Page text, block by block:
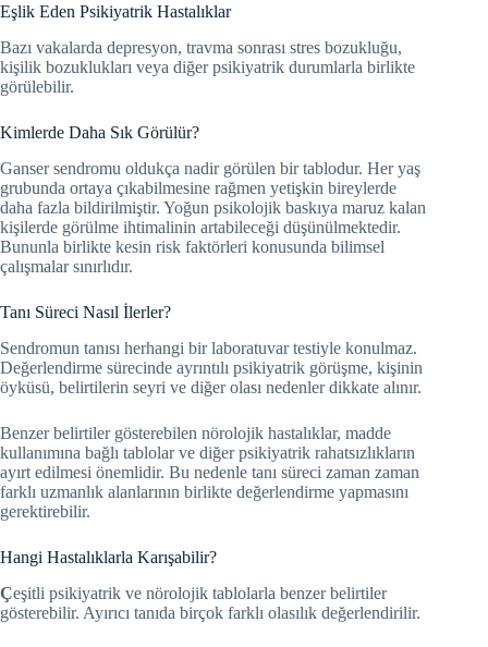
Eşlik Eden Psikiyatrik Hastalıklar
Bazı vakalarda depresyon, travma sonrası stres bozukluğu,
kişilik bozuklukları veya diğer psikiyatrik durumlarla birlikte
görülebilir.
Kimlerde Daha Sık Görülür?
Ganser sendromu oldukça nadir görülen bir tablodur. Her yaş
grubunda ortaya çıkabilmesine rağmen yetişkin bireylerde
daha fazla bildirilmiştir. Yoğun psikolojik baskıya maruz kalan
kişilerde görülme ihtimalinin artabileceği düşünülmektedir.
Bununla birlikte kesin risk faktörleri konusunda bilimsel
çalışmalar sınırlıdır.
Tanı Süreci Nasıl İlerler?
Sendromun tanısı herhangi bir laboratuvar testiyle konulmaz.
Değerlendirme sürecinde ayrıntılı psikiyatrik görüşme, kişinin
öyküsü, belirtilerin seyri ve diğer olası nedenler dikkate alınır.
Benzer belirtiler gösterebilen nörolojik hastalıklar, madde
kullanımına bağlı tablolar ve diğer psikiyatrik rahatsızlıkların
ayırt edilmesi önemlidir. Bu nedenle tanı süreci zaman zaman
farklı uzmanlık alanlarının birlikte değerlendirme yapmasını
gerektirebilir.
Hangi Hastalıklarla Karışabilir?
Çeşitli psikiyatrik ve nörolojik tablolarla benzer belirtiler
gösterebilir. Ayırıcı tanıda birçok farklı olasılık değerlendirilir.